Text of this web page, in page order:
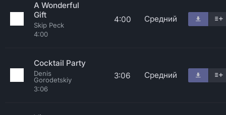
A Wonderful
Gift
Skip Peck
4:00
4:00 Средний
Cocktail Party
Denis
Gorodetskiy
3:06
3:06 Средний